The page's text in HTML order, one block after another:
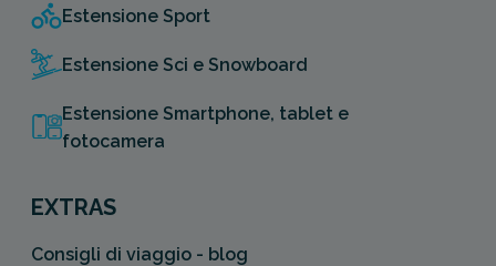
Estensione Sport
Estensione Sci e Snowboard
Estensione Smartphone, tablet e
fotocamera
EXTRAS
Consigli di viaggio - blog